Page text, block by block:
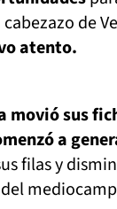
de
atento.
movió sus
a
filas y